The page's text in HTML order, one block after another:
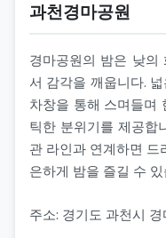
과천경마공원
경마공원의 밤은 낮의
서 감각을 깨웁니다.
차창을 통해 스며들며
틱한 분위기를 제공합
관 라인과 연계하면
은하게 밤을 즐길 수 있
주소: 경기도 과천시